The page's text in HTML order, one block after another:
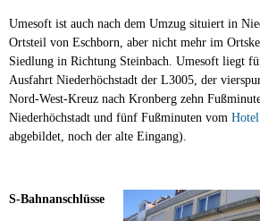
Umesoft ist auch nach dem Umzug situiert in
Ortsteil von Eschborn, aber nicht mehr im
Siedlung in Richtung Steinbach. Umesoft liegt
Ausfahrt Niederhöchstadt der L3005, der
Nord-West-Kreuz nach Kronberg zehn
Niederhöchstadt und fünf Fußminuten vom
abgebildet, noch der alte Eingang).
S-Bahnanschlüsse